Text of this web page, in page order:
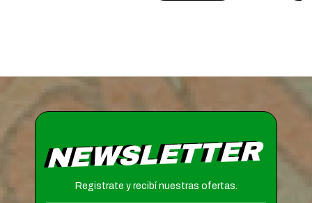
NEWSLETTER
Registrate y recibí nuestras ofertas.